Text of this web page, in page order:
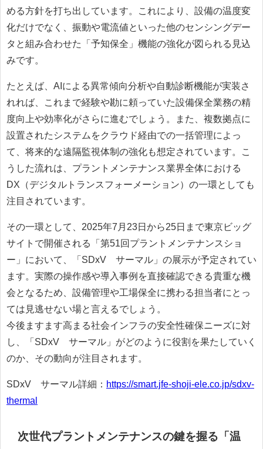
める方針を打ち出しています。これにより、設備の温度変
化だけでなく、振動や電流値といった他のセンシングデー
タと組み合わせた「予知保全」機能の強化が図られる見込
みです。
たとえば、AIによる異常傾向分析や自動診断機能が実装さ
れれば、これまで経験や勘に頼っていた設備保全業務の精
度向上や効率化がさらに進むでしょう。また、複数拠点に
設置されたシステムをクラウド経由での一括管理によっ
て、将来的な遠隔監視体制の強化も想定されています。こ
うした流れは、プラントメンテナンス業界全体における
DX（デジタルトランスフォーメーション）の一環としても
注目されています。
その一環として、2025年7月23日から25日まで東京ビッグ
サイトで開催される「第51回プラントメンテナンスショ
ー」において、「SDxV®サーマル」の展示が予定されてい
ます。実際の操作感や導入事例を直接確認できる貴重な機
会となるため、設備管理や工場保全に携わる担当者にとっ
ては見逃せない場と言えるでしょう。
今後ますます高まる社会インフラの安全性確保ニーズに対
し、「SDxV®サーマル」がどのように役割を果たしていく
のか、その動向が注目されます。
SDxV®サーマル詳細： https://smart.jfe-shoji-ele.co.jp/sdxv-
thermal
次世代プラントメンテナンスの鍵を握る「温